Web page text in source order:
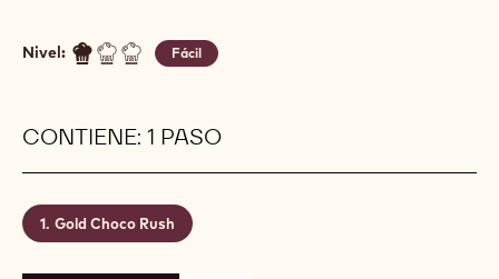
Nivel: Fácil
CONTIENE: 1 PASO
Gold Choco Rush